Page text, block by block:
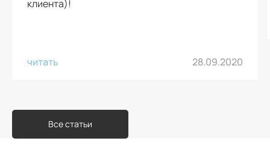
клиента)!
читать 28.09.2020
Все статьи